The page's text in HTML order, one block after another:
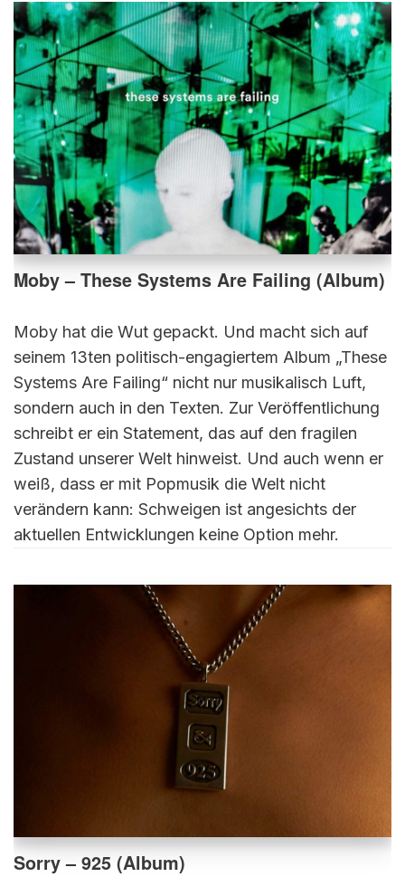
Moby – These Systems Are Failing (Album)
Moby hat die Wut gepackt. Und macht sich auf
seinem 13ten politisch-engagiertem Album „These
Systems Are Failing“ nicht nur musikalisch Luft,
sondern auch in den Texten. Zur Veröffentlichung
schreibt er ein Statement, das auf den fragilen
Zustand unserer Welt hinweist. Und auch wenn er
weiß, dass er mit Popmusik die Welt nicht
verändern kann: Schweigen ist angesichts der
aktuellen Entwicklungen keine Option mehr.
Sorry – 925 (Album)